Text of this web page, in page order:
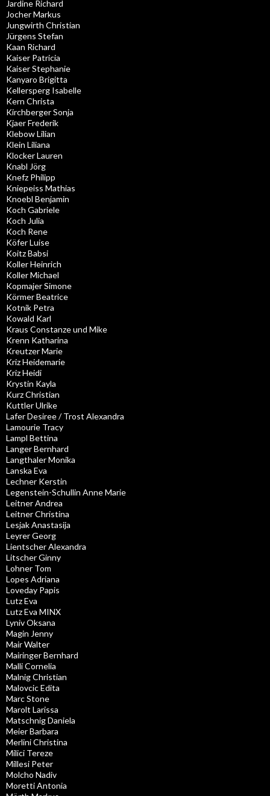
Jardine Richard
Jocher Markus
Jungwirth Christian
Jürgens Stefan
Kaan Richard
Kaiser Patricia
Kaiser Stephanie
Kanyaro Brigitta
Kellersperg Isabelle
Kern Christa
Kirchberger Sonja
Kjaer Frederik
Klebow Lilian
Klein Liliana
Klocker Lauren
Knabl Jörg
Knefz Philipp
Kniepeiss Mathias
Knoebl Benjamin
Koch Gabriele
Koch Julia
Koch Rene
Köfer Luise
Koitz Babsi
Koller Heinrich
Koller Michael
Kopmajer Simone
Körmer Beatrice
Kotnik Petra
Kowald Karl
Kraus Constanze und Mike
Krenn Katharina
Kreutzer Marie
Kriz Heidemarie
Kriz Heidi
Krystin Kayla
Kurz Christian
Kuttler Ulrike
Lafer Desiree / Trost Alexandra
Lamourie Tracy
Lampl Bettina
Langer Bernhard
Langthaler Monika
Lanska Eva
Lechner Kerstin
Legenstein-Schullin Anne Marie
Leitner Andrea
Leitner Christina
Lesjak Anastasija
Leyrer Georg
Lientscher Alexandra
Litscher Ginny
Lohner Tom
Lopes Adriana
Loveday Papis
Lutz Eva
Lutz Eva MINX
Lyniv Oksana
Magin Jenny
Mair Walter
Mairinger Bernhard
Malli Cornelia
Malnig Christian
Malovcic Edita
Marc Stone
Marolt Larissa
Matschnig Daniela
Meier Barbara
Merlini Christina
Milici Tereze
Millesi Peter
Molcho Nadiv
Moretti Antonia